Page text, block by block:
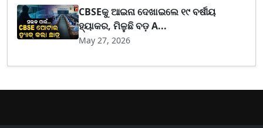
CBSEକୁ ଆଇନା ଦେଖାଇଲେ ୧୯ ବର୍ଷୀୟ
ହ୍ୟାକର, ମିଳୁଛି ବଡ଼ A...
May 27, 2026